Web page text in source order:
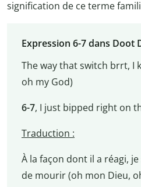
signification de ce terme
Expression 6-7 dans Doot
The way that switch brrt, I
oh my God)
6-7, I just bipped right on
Traduction :
À la façon dont il a réagi,
de mourir (oh mon Dieu,